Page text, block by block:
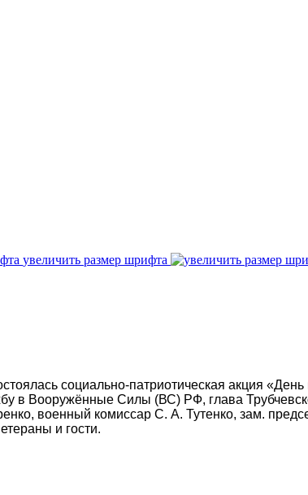
увеличить размер шрифта
социально-патриотическая акция
в Вооружённые Силы (ВС) РФ, глава
военный комиссар С. А. Тутенко, зам.
и гости.